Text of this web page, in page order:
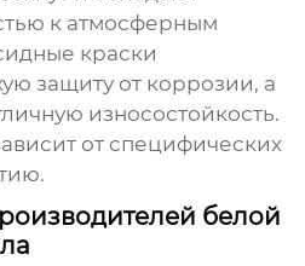
к атмосферным
краски
защиту от коррозии, а
износостойкость.
от специфических
белой